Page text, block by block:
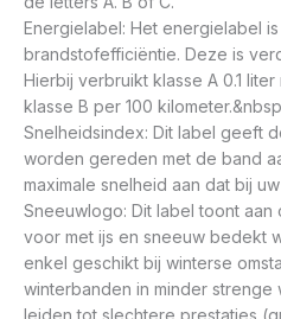
Energielabel: Het energielabel
brandstofefficiëntie. Deze is
Hierbij verbruikt klasse A 0.1
klasse B per 100
Snelheidsindex: Dit label geeft
worden gereden met de band
maximale snelheid aan dat bij
Sneeuwlogo: Dit label toont
voor met ijs en sneeuw bedekt
enkel geschikt bij winterse
winterbanden in minder strenge
leiden tot slechtere prestaties